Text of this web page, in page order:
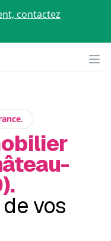
contactez
vos